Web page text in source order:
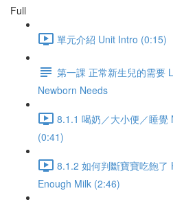
Full
單元介紹 Unit Intro (0:15)
第一課 正常新生兒的需要
Newborn Needs
8.1.1 喝奶／大小便／睡
(0:41)
8.1.2 如何判斷寶寶吃飽
Enough Milk (2:46)